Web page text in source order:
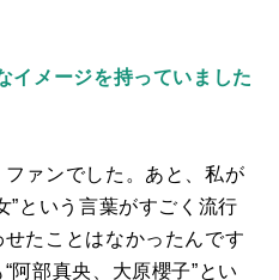
イメージを持っていました
ファンでした。あと、私が
”という言葉がすごく流行
たことはなかったんです
阿部真央、大原櫻子”とい